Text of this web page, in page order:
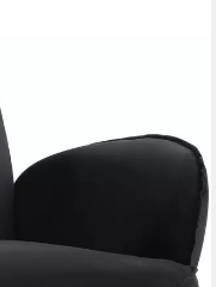
frei im